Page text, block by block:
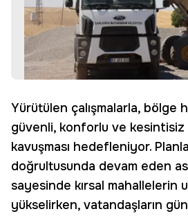
Yürütülen çalışmalarla, bölge
güvenli, konforlu ve kesintisiz
kavuşması hedefleniyor.
doğrultusunda devam eden
sayesinde kırsal mahallelerin
yükselirken, vatandaşların